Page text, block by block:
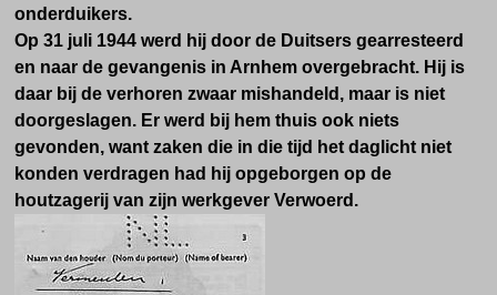
onderduikers.
Op 31 juli 1944 werd hij door de Duitsers gearresteerd
en naar de gevangenis in Arnhem overgebracht. Hij is
daar bij de verhoren zwaar mishandeld, maar is niet
doorgeslagen. Er werd bij hem thuis ook niets
gevonden, want zaken die in die tijd het daglicht niet
konden verdragen had hij opgeborgen op de
houtzagerij van zijn werkgever Verwoerd.